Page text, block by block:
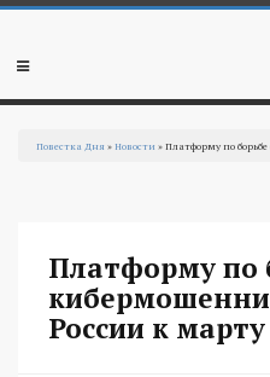
Перейти к основному содержанию
Мобильное
Повестка Дня »Новости » Платформу по
Платформу по
России к марту